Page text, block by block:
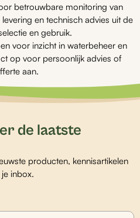
betrouwbare monitoring van
en technisch advies uit de
en gebruik.
voor inzicht in waterbeheer en
op voor persoonlijk advies of
aan.
de laatste
producten, kennisartikelen
inbox.